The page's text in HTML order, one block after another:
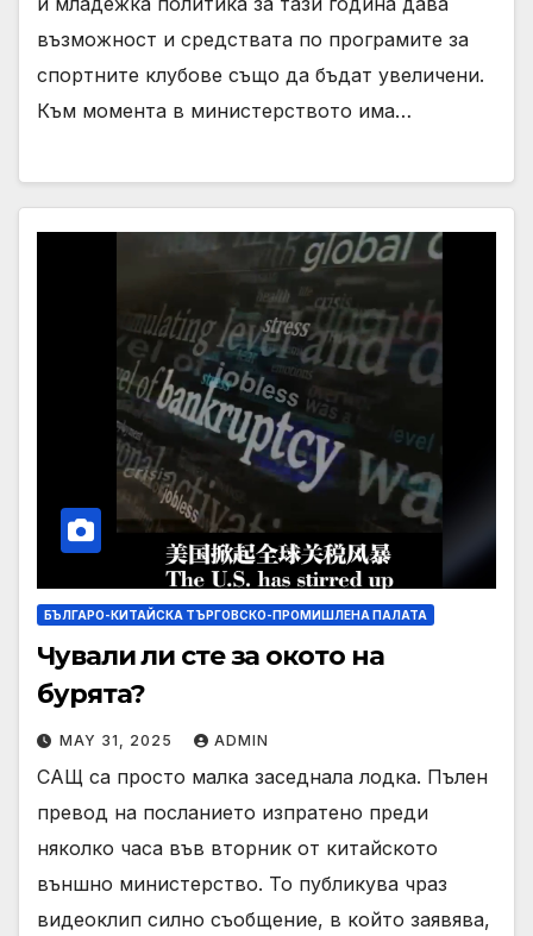
възможност и средствата по програмите за
спортните клубове също да бъдат увеличени.
Към момента в министерството има…
БЪЛГАРО-КИТАЙСКА ТЪРГОВСКО-ПРОМИШЛЕНА ПАЛАТА
Чували ли сте за окото на
бурята?
MAY 31, 2025 ADMIN
САЩ са просто малка заседнала лодка. Пълен
превод на посланието изпратено преди
няколко часа във вторник от китайското
външно министерство. То публикува чраз
видеоклип силно съобщение, в който заявява,